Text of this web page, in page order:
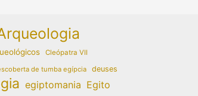
Cleópatra VII
de tumba egípcia deuses
egiptomania Egito